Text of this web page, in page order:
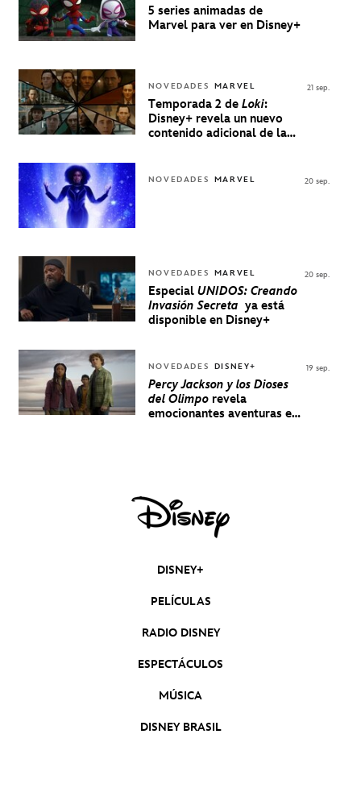
5 series animadas de
Marvel para ver en Disney+
NOVEDADES MARVEL
Temporada 2 de Loki:
Disney+ revela un nuevo
contenido adicional de la
21 sep.
NOVEDADES MARVEL 20 sep.
NOVEDADES MARVEL
Especial UNIDOS: Creando
Invasión Secreta ya está
disponible en Disney+
20 sep.
NOVEDADES DISNEY+
Percy Jackson y los Dioses
del Olimporevela
emocionantes aventuras en
19 sep.
DISNEY+
PELÍCULAS
RADIO DISNEY
ESPECTÁCULOS
MÚSICA
DISNEY BRASIL